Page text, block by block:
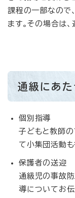
課程の一部なので
ます。その場合は
通級にあた
個別指導
子どもと教師
て小集団活動も
保護者の送迎
通級児の事故
導についてお伝